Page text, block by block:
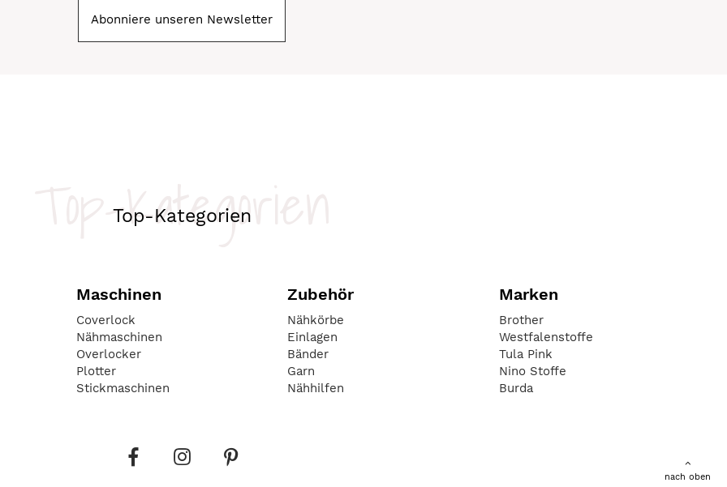
Abonniere unseren Newsletter
Top-Kategorien
Top-Kategorien
Maschinen
Coverlock
Nähmaschinen
Overlocker
Plotter
Stickmaschinen
Zubehör
Nähkörbe
Einlagen
Bänder
Garn
Nähhilfen
Marken
Brother
Westfalenstoffe
Tula Pink
Nino Stoffe
Burda
nach oben